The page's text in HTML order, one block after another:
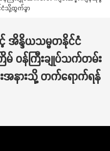
g
a
t
ငံသို့ထွက်ခွာ
အိန္ဒိယသမ္မတနိုင်ငံ
ဝန်ကြီးချုပ်သက်တမ်း
အနားသို့ တက်ရောက်ရန်